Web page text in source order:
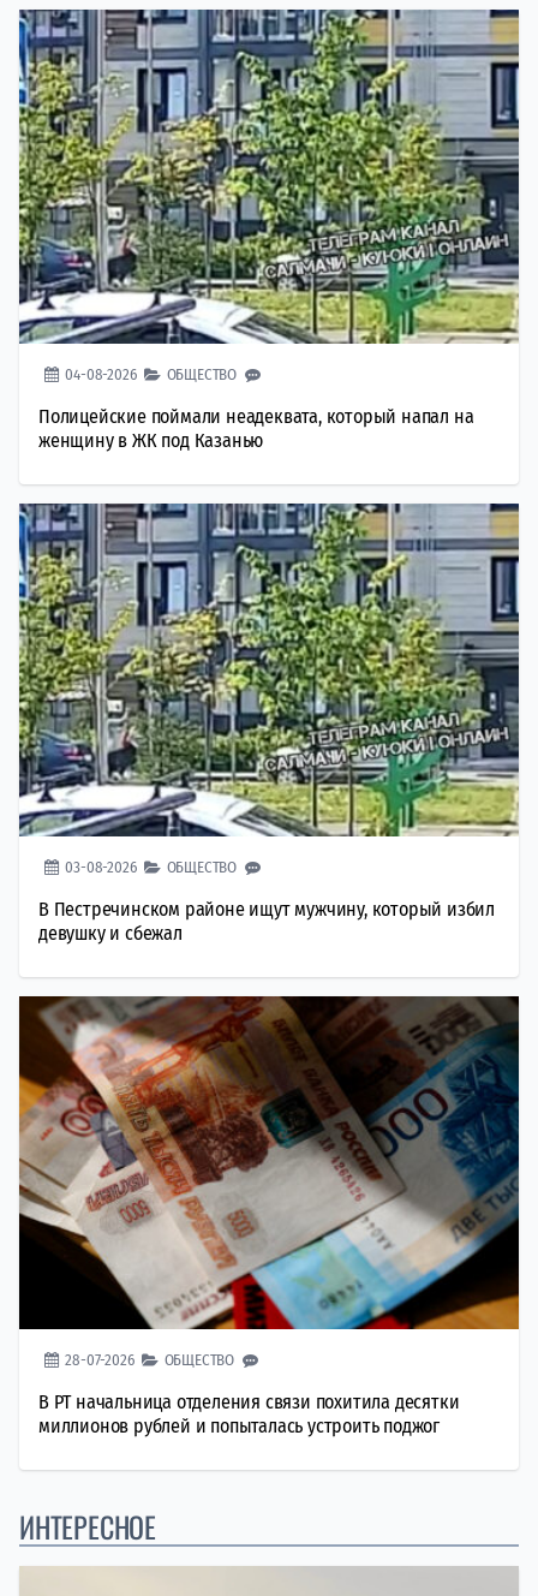
04-08-2026 ОБЩЕСТВО
Полицейские поймали неадеквата, который напал на
женщину в ЖК под Казанью
03-08-2026 ОБЩЕСТВО
В Пестречинском районе ищут мужчину, который избил
девушку и сбежал
28-07-2026 ОБЩЕСТВО
В РТ начальница отделения связи похитила десятки
миллионов рублей и попыталась устроить поджог
ИНТЕРЕСНОЕ